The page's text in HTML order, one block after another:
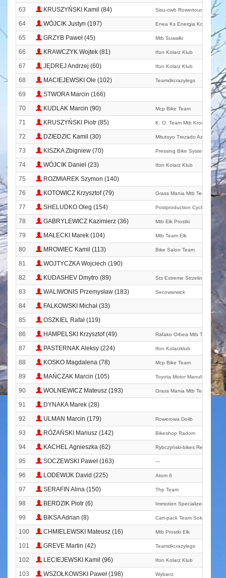
63 KRUSZYŃSKI Kamil (84) Sisu-owb Rowertour. Com
64 WÓJCIK Justyn (197) Enea Ks Energia Kozienice
65 GRZYB Paweł (45) Mtb Suwałki
66 KRAWCZYK Wojtek (81) Ifon Kolarz Klub
67 JĘDREJ Andrzej (60) Ifon Kolarz Klub
68 MACIEJEWSKI Ole (102) Teamdkcrazylegs
69
STWORA Marcin (166)
70
KUDLAK Marcin (90) Mcp Bike Team
71 KRUSZYŃSKI Piotr (85) K. O. Team Mtb Krosno
72 DZIEDZIC Kamil (30) Mitutoyo Trezado Azs
73 KISZKA Zbigniew (70) Pressing Bike System
74 WÓJCIK Daniel (23) Ifon Kolarz Klub
75
ROZMIAREK Szymon (140)
76
KOTOWICZ Krzysztof (79) Grass Mania Mtb Team
77 SHELUDKO Oleg (154) Postproduction Cycling Team
78 GABRYLEWICZ Kazimierz (36) Mtb Ełk Prostki
79 MAŁECKI Marek (104) Mtb Team Ełk
80 MROWIEC Kamil (113) Bike Salon Team
81
WOJTYCZKA Wojciech (190)
82
KUDASHEV Dmytro (89) Sts Extreme Strzelin
83 WALIWONIS Przemysław (183) Secowarwick
84
FALKOWSKI Michał (33)
85
OSZKIEL Rafał (119)
86
HAMPELSKI Krzysztof (49) Rafako Orbea Mtb Team
87 PASTERNAK Aleksy (224) Ifon Kolarzklub
88 KOSKO Magdalena (78) Mcp Bike Team
89 MAŃCZAK Marcin (105) Toyota Motor Manufacturing
90 WOLNIEWICZ Mateusz (193) Grass Mania Mtb Team
91
DYNAKA Marek (28)
92
ULMAN Marcin (179) Rowerowa Doiib
93 RÓŻAŃSKI Mariusz (142) Bikeshop Radom
94 KACHEL Agnieszka (62) Rybczyński-bikes Remmers
95 SOCZEWSKI Paweł (163) ---
96 LODEWIJK David (225) Atom 6
97 SERAFIN Alina (150) Thp Team
98 BERDZIK Piotr (6) Immotion Specialized Skoda
99 BIKSA Adrian (8) Cart-pack Team Sokół Bralin
100 CHMIELEWSKI Mateusz (16) Mtb Prostki Ełk
101 GREVE Martin (42) Teamdkcrazylegs
102 LECIEJEWSKI Kamil (96) Ifon Kolarz Klub
103 WSZOŁKOWSKI Paweł (198) Wybierz